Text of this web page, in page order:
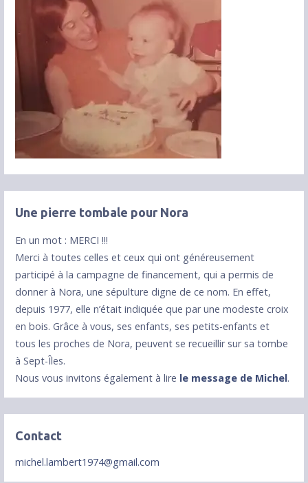
Une pierre tombale pour Nora
En un mot : MERCI !!!
Merci à toutes celles et ceux qui ont généreusement
participé à la campagne de financement, qui a permis de
donner à Nora, une sépulture digne de ce nom. En effet,
depuis 1977, elle n’était indiquée que par une modeste croix
en bois. Grâce à vous, ses enfants, ses petits-enfants et
tous les proches de Nora, peuvent se recueillir sur sa tombe
à Sept-Îles.
Nous vous invitons également à lire le message de Michel.
Contact
michel.lambert1974@gmail.com